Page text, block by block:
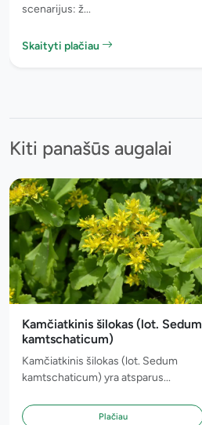
scenarijus: ž...
Skaityti plačiau
Kiti panašūs augalai
Kamčiatkinis šilokas (lot. Sedum
kamtschaticum)
Kamčiatkinis šilokas (lot. Sedum
kamtschaticum) yra atsparus...
Plačiau